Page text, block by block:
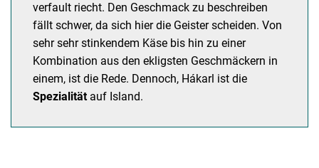
verfault riecht. Den Geschmack zu beschreiben
fällt schwer, da sich hier die Geister scheiden. Von
sehr sehr stinkendem Käse bis hin zu einer
Kombination aus den ekligsten Geschmäckern in
einem, ist die Rede. Dennoch, Hákarl ist die
Spezialitätauf Island.